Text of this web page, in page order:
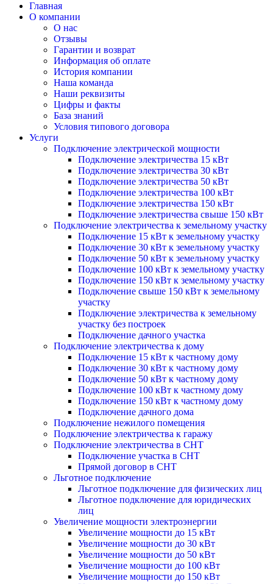
Главная
О компании
О нас
Отзывы
Гарантии и возврат
Информация об оплате
История компании
Наша команда
Наши реквизиты
Цифры и факты
База знаний
Условия типового договора
Услуги
Подключение электрической мощности
Подключение электричества 15 кВт
Подключение электричества 30 кВт
Подключение электричества 50 кВт
Подключение электричества 100 кВт
Подключение электричества 150 кВт
Подключение электричества свыше 150 кВт
Подключение электричества к земельному участку
Подключение 15 кВт к земельному участку
Подключение 30 кВт к земельному участку
Подключение 50 кВт к земельному участку
Подключение 100 кВт к земельному участку
Подключение 150 кВт к земельному участку
Подключение свыше 150 кВт к земельному
участку
Подключение электричества к земельному
участку без построек
Подключение дачного участка
Подключение электричества к дому
Подключение 15 кВт к частному дому
Подключение 30 кВт к частному дому
Подключение 50 кВт к частному дому
Подключение 100 кВт к частному дому
Подключение 150 кВт к частному дому
Подключение дачного дома
Подключение нежилого помещения
Подключение электричества к гаражу
Подключение электричества в СНТ
Подключение участка в СНТ
Прямой договор в СНТ
Льготное подключение
Льготное подключение для физических лиц
Льготное подключение для юридических
лиц
Увеличение мощности электроэнергии
Увеличение мощности до 15 кВт
Увеличение мощности до 30 кВт
Увеличение мощности до 50 кВт
Увеличение мощности до 100 кВт
Увеличение мощности до 150 кВт